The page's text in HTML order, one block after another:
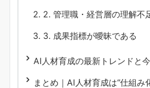
2. 管理職・経営層の理解不
3. 成果指標が曖昧である
AI人材育成の最新トレンドと
まとめ｜AI人材育成は“仕組み